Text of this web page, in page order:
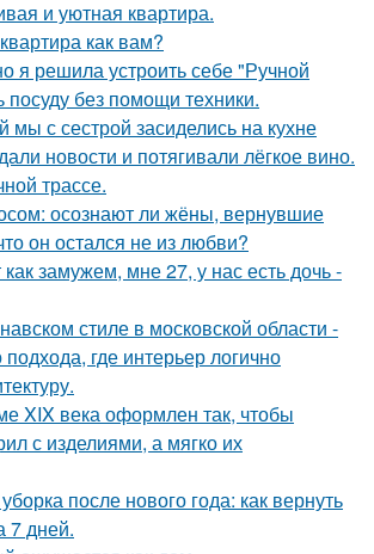
и уютная квартира.
как вам?
я решила устроить себе "Ручной
без помощи техники.
мы с сестрой засиделись на кухне
новости и потягивали лёгкое вино.
трассе.
осознают ли жёны, вернувшие
он остался не из любви?
замужем, мне 27, у нас есть дочь -
стиле в московской области -
где интерьер логично
XIX века оформлен так, чтобы
с изделиями, а мягко их
после нового года: как вернуть
7 дней.